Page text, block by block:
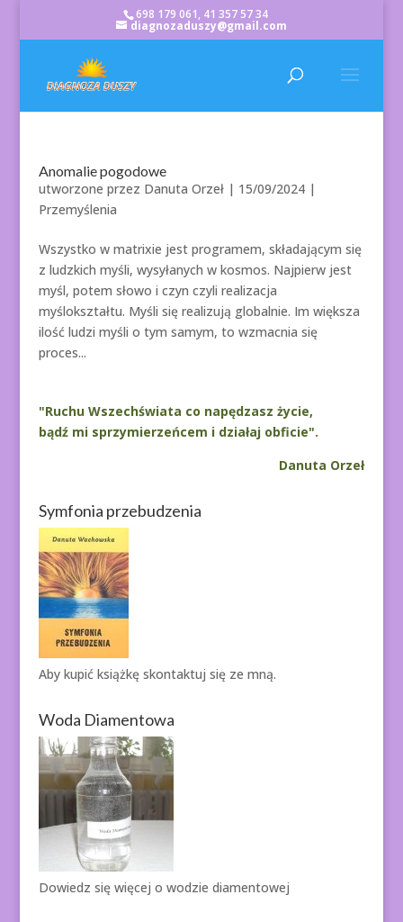
698 179 061, 41 357 57 34
diagnozaduszy@gmail.com
Anomalie pogodowe
utworzone przez Danuta Orzeł| 15/09/2024|
Przemyślenia
Wszystko w matrixie jest programem, składającym się
z ludzkich myśli, wysyłanych w kosmos. Najpierw jest
myśl, potem słowo i czyn czyli realizacja
myślokształtu. Myśli się realizują globalnie. Im większa
ilość ludzi myśli o tym samym, to wzmacnia się
proces...
"Ruchu Wszechświata co napędzasz życie,
bądź mi sprzymierzeńcem i działaj obficie".
Danuta Orzeł
Symfonia przebudzenia
Aby kupić książkę skontaktuj się ze mną.
Woda Diamentowa
Dowiedz się więcej o wodzie diamentowej